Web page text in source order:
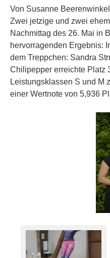
Von Susanne Beerenwinkel
Zwei jetzige und zwei
Nachmittag des 26. Mai in
hervorragenden Ergebnis:
dem Treppchen: Sandra
Chilipepper erreichte Platz
Leistungsklassen S und M
einer Wertnote von 5,936